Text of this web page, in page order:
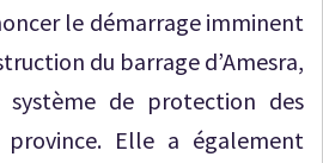
le démarrage imminent
du barrage d’Amesra,
système de protection des
Elle a également